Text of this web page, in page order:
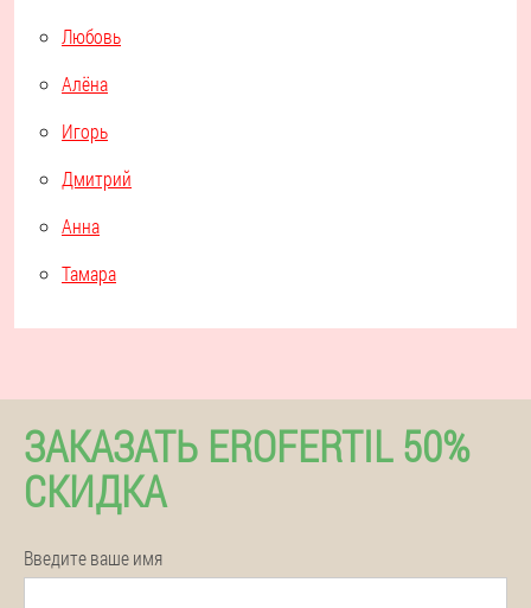
Любовь
Алёна
Игорь
Дмитрий
Анна
Тамара
ЗАКАЗАТЬ EROFERTIL 50%
СКИДКА
Введите ваше имя